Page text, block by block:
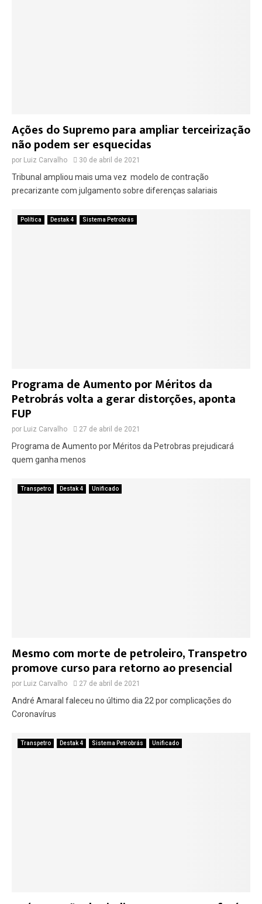
Ações do Supremo para ampliar terceirização
não podem ser esquecidas
por Luiz Carvalho 30 de abril de 2021
Tribunal ampliou mais uma vez modelo de contração
precarizante com julgamento sobre diferenças salariais
Política Destak 4 Sistema Petrobrás
Programa de Aumento por Méritos da
Petrobrás volta a gerar distorções, aponta
FUP
por Luiz Carvalho 27 de abril de 2021
Programa de Aumento por Méritos da Petrobras prejudicará
quem ganha menos
Transpetro Destak 4 Unificado
Mesmo com morte de petroleiro, Transpetro
promove curso para retorno ao presencial
por Luiz Carvalho 27 de abril de 2021
André Amaral faleceu no último dia 22 por complicações do
Coronavírus
Transpetro Destak 4 Sistema Petrobrás Unificado